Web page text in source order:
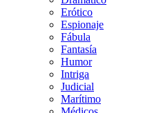
Erótico
Espionaje
Fábula
Fantasía
Humor
Intriga
Judicial
Marítimo